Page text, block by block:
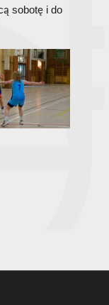
sobotę i do